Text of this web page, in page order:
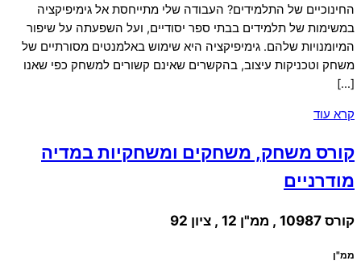
החינוכיים של התלמידים? העבודה שלי מתייחסת אל גימיפיקציה
במשימות של תלמידים בבתי ספר יסודיים, ועל השפעתה על שיפור
המיומנויות שלהם. גימיפיקציה היא שימוש באלמנטים מסורתיים של
משחק וטכניקות עיצוב, בהקשרים שאינם קשורים למשחק כפי שאנו
[…]
קרא עוד
קורס משחק, משחקים ומשחקיות במדיה
מודרניים
קורס 10987 , ממ"ן 12 , ציון 92
ממ"ן